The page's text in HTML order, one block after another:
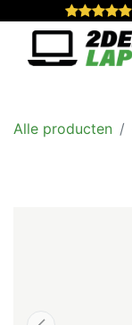
Alle producten